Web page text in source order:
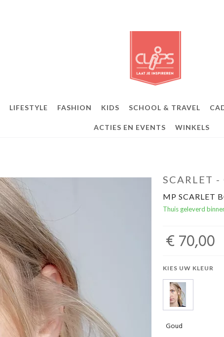
LIFESTYLE FASHION KIDS SCHOOL & TRAVEL
ACTIES EN EVENTS WINKELS
SCARLET
MP SCARLET
Thuis geleverd
€ 70,00
KIES UW KLEUR
Goud